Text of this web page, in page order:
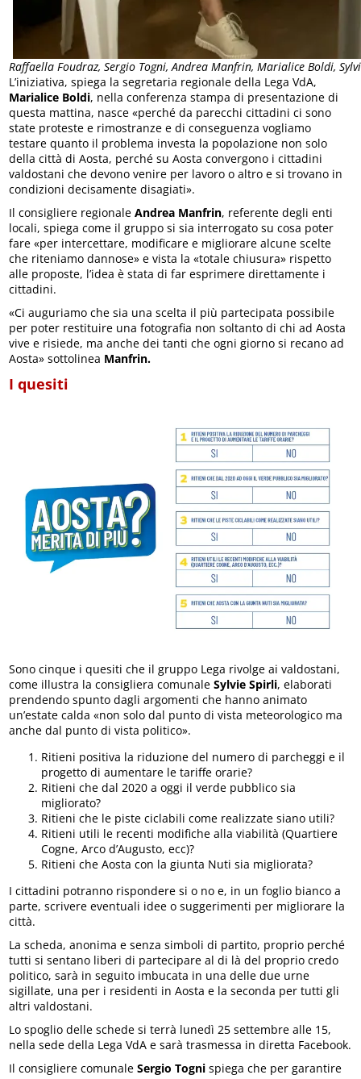
Raffaella Foudraz, Sergio Togni, Andrea Manfrin, Marialice Boldi,
L’iniziativa, spiega la segretaria regionale della Lega VdA,
Marialice Boldi, nella conferenza stampa di presentazione di
questa mattina, nasce «perché da parecchi cittadini ci sono
state proteste e rimostranze e di conseguenza vogliamo
testare quanto il problema investa la popolazione non solo
della città di Aosta, perché su Aosta convergono i cittadini
valdostani che devono venire per lavoro o altro e si trovano in
condizioni decisamente disagiati».
Il consigliere regionaleAndrea Manfrin, referente degli enti
locali, spiega come il gruppo si sia interrogato su cosa poter
fare «per intercettare, modificare e migliorare alcune scelte
che riteniamo dannose» e vista la «totale chiusura» rispetto
alle proposte, l’idea è stata di far esprimere direttamente i
cittadini.
«Ci auguriamo che sia una scelta il più partecipata possibile
per poter restituire una fotografia non soltanto di chi ad Aosta
vive e risiede, ma anche dei tanti che ogni giorno si recano ad
Aosta» sottolinea Manfrin.
I quesiti
Sono cinque i quesiti che il gruppo Lega rivolge ai valdostani,
come illustra la consigliera comunale Sylvie Spirli, elaborati
prendendo spunto dagli argomenti che hanno animato
un’estate calda «non solo dal punto di vista meteorologico ma
anche dal punto di vista politico».
Ritieni positiva la riduzione del numero di parcheggi e il
progetto di aumentare le tariffe orarie?
Ritieni che dal 2020 a oggi il verde pubblico sia
migliorato?
Ritieni che le piste ciclabili come realizzate siano utili?
Ritieni utili le recenti modifiche alla viabilità (Quartiere
Cogne, Arco d’Augusto, ecc)?
Ritieni che Aosta con la giunta Nuti sia migliorata?
I cittadini potranno rispondere si o no e, in un foglio bianco a
parte, scrivere eventuali idee o suggerimenti per migliorare la
città.
La scheda, anonima e senza simboli di partito, proprio perché
tutti si sentano liberi di partecipare al di là del proprio credo
politico, sarà in seguito imbucata in una delle due urne
sigillate, una per i residenti in Aosta e la seconda per tutti gli
altri valdostani.
Lo spoglio delle schede si terrà lunedì 25 settembre alle 15,
nella sede della Lega VdA e sarà trasmessa in diretta Facebook.
Il consigliere comunaleSergio Togni spiega che per garantire